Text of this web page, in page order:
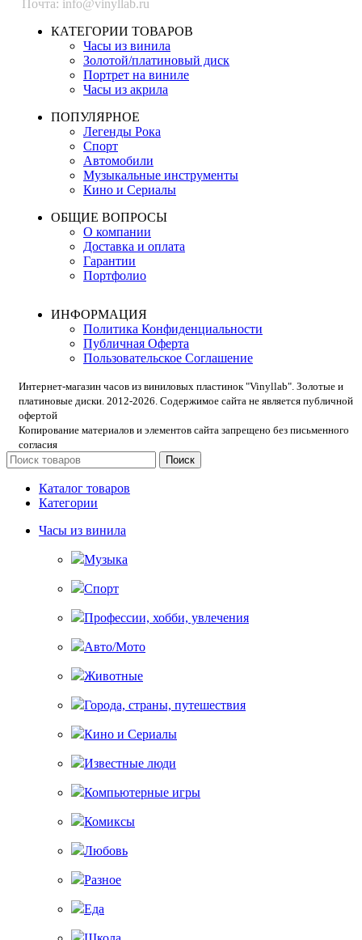
Почта: info@vinyllab.ru
КАТЕГОРИИ ТОВАРОВ
Часы из винила
Золотой/платиновый диск
Портрет на виниле
Часы из акрила
ПОПУЛЯРНОЕ
Легенды Рока
Спорт
Автомобили
Музыкальные инструменты
Кино и Сериалы
ОБЩИЕ ВОПРОСЫ
О компании
Доставка и оплата
Гарантии
Портфолио
ИНФОРМАЦИЯ
Политика Конфиденциальности
Публичная Оферта
Пользовательское Соглашение
Интернет-магазин часов из виниловых пластинок "Vinyllab". Золотые и
платиновые диски. 2012-2026. Содержимое сайта не является публичной
офертой
Копирование материалов и элементов сайта запрещено без письменного
согласия
Поиск
Каталог товаров
Категории
Часы из винила
Музыка
Спорт
Профессии, хобби, увлечения
Авто/Мото
Животные
Города, страны, путешествия
Кино и Сериалы
Известные люди
Компьютерные игры
Комиксы
Любовь
Разное
Еда